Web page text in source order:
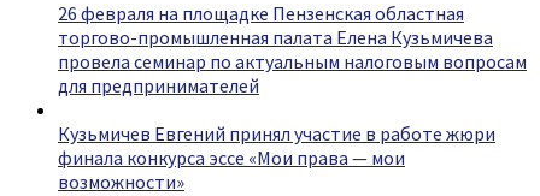
26 февраля на площадке Пензенская областная
торгово-промышленная палата Елена Кузьмичева
провела семинар по актуальным налоговым вопросам
для предпринимателей
Кузьмичев Евгений принял участие в работе жюри
финала конкурса эссе «Мои права — мои
возможности»